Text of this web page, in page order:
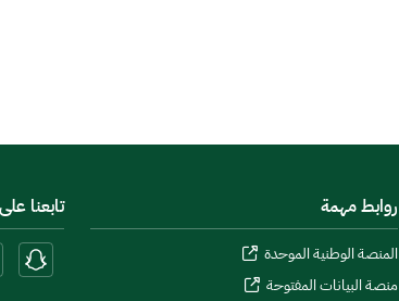
روابط مهمة
المنصة الوطنية الموحدة
منصة البيانات المفتوحة
تابعنا على